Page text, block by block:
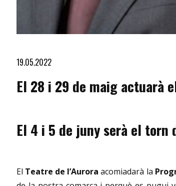
19.05.2022
El 28 i 29 de maig actuarà
El 4 i 5 de juny serà el torn
El Teatre de l’Aurora acomiadarà la